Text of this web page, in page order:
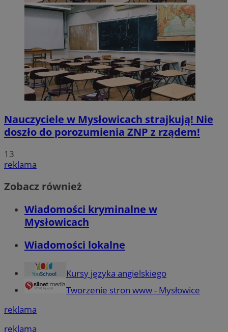
Nauczyciele w Mysłowicach strajkują! Nie
doszło do porozumienia ZNP z rządem!
13
reklama
Zobacz również
Wiadomości kryminalne w
Mysłowicach
Wiadomości lokalne
Kursy języka angielskiego
Tworzenie stron www - Mysłowice
reklama
reklama